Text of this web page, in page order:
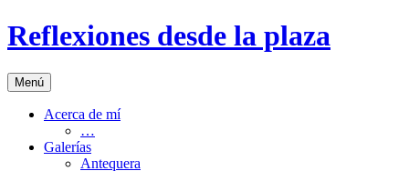
Saltar
al
Reflexiones desde la plaza
Menú
Acerca de mí
…
Galerías
Antequera